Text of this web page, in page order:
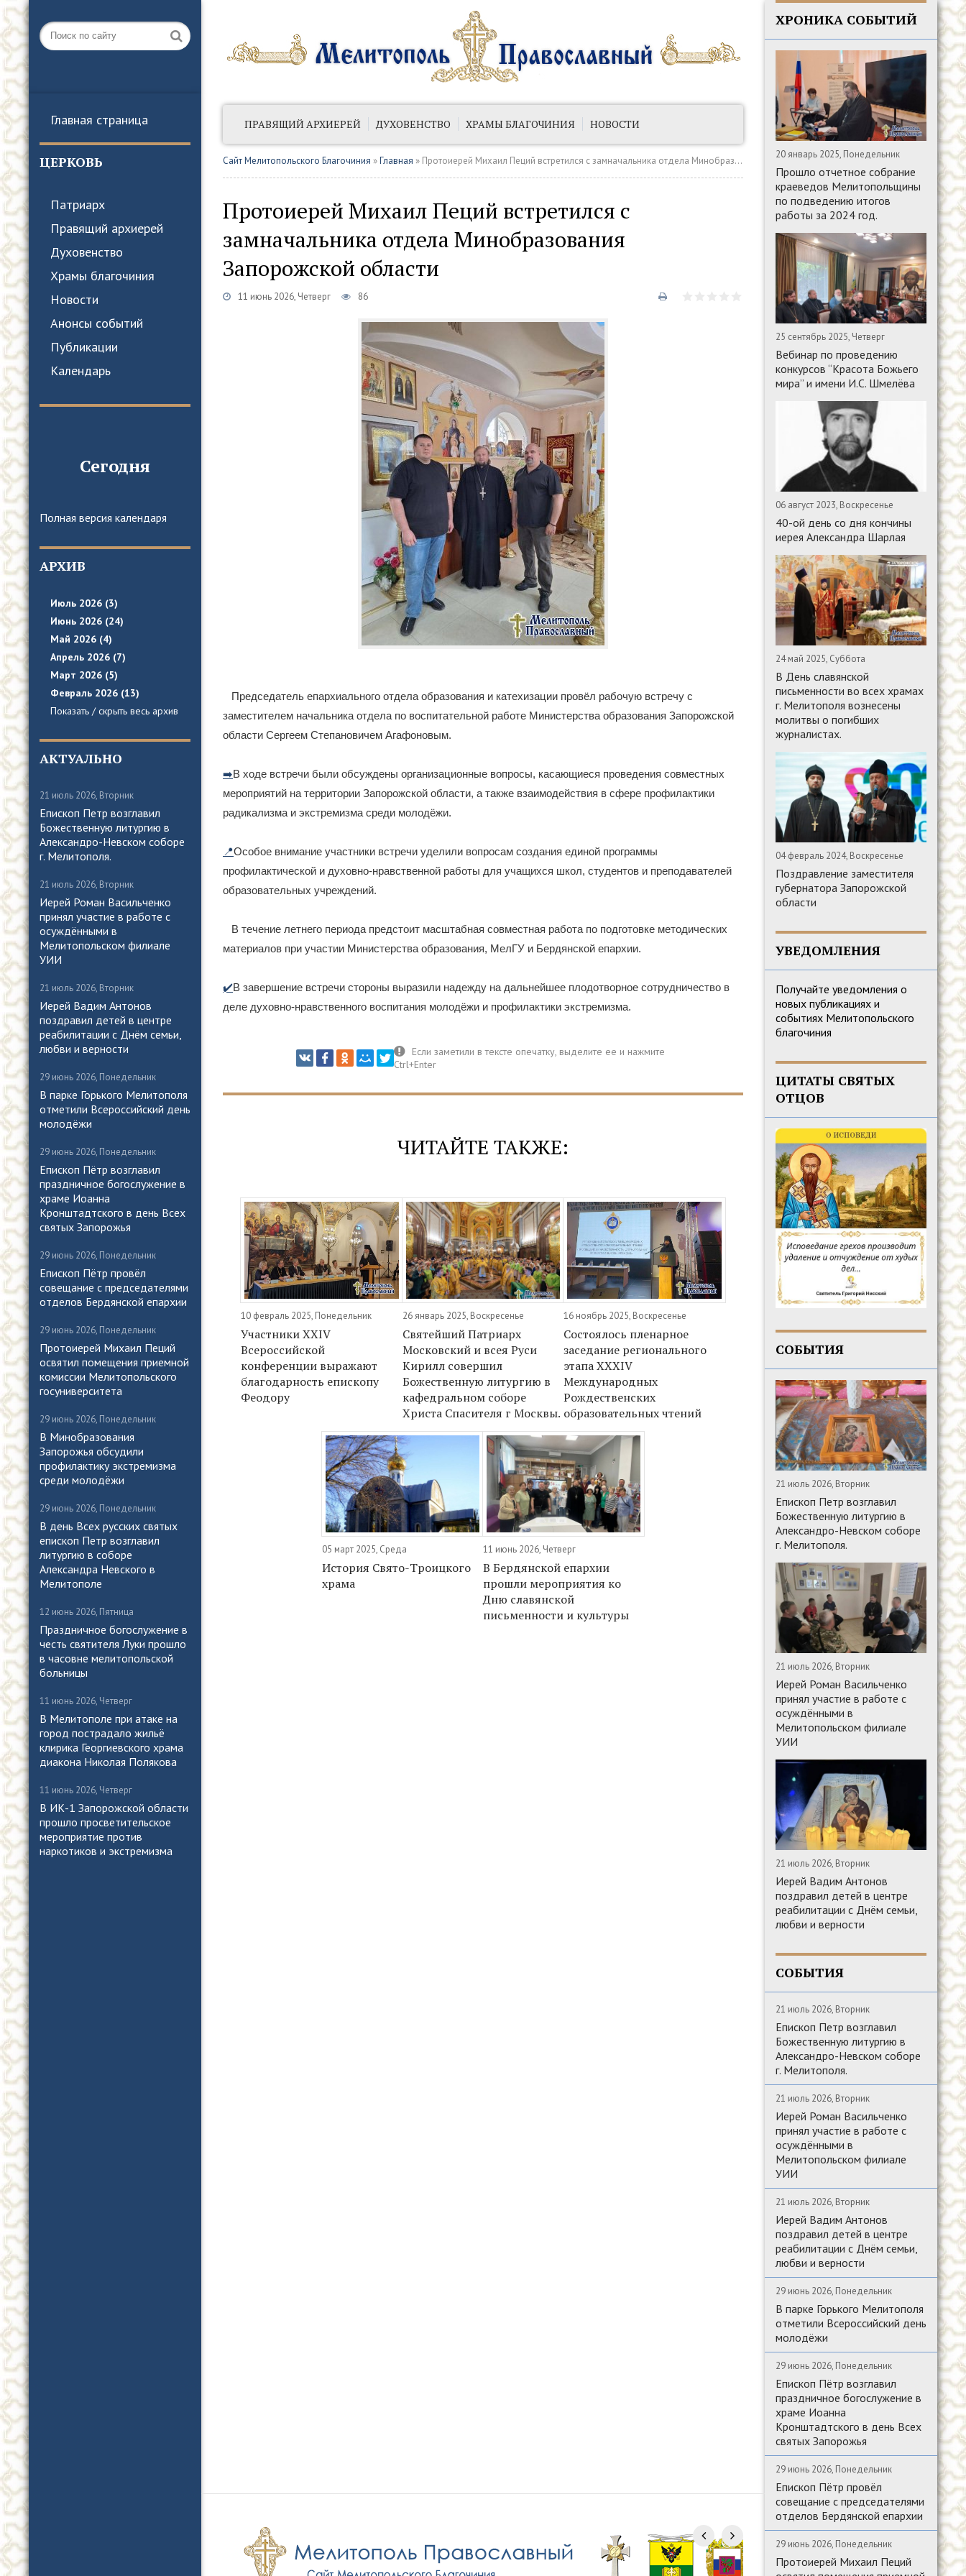
Главная страница
ЦЕРКОВЬ
Патриарх
Правящий архиерей
Духовенство
Храмы благочиния
Новости
Анонсы событий
Публикации
Календарь
Сегодня
Полная версия календаря
АРХИВ
Июль 2026 (3)
Июнь 2026 (24)
Май 2026 (4)
Апрель 2026 (7)
Март 2026 (5)
Февраль 2026 (13)
Показать / скрыть весь архив
АКТУАЛЬНО
21 июль 2026, Вторник
Епископ Петр возглавил
Божественную литургию в
Александро-Невском соборе
г. Мелитополя.
21 июль 2026, Вторник
Иерей Роман Васильченко
принял участие в работе с
осуждёнными в
Мелитопольском филиале
УИИ
21 июль 2026, Вторник
Иерей Вадим Антонов
поздравил детей в центре
реабилитации с Днём семьи,
любви и верности
29 июнь 2026, Понедельник
В парке Горького Мелитополя
отметили Всероссийский день
молодёжи
29 июнь 2026, Понедельник
Епископ Пётр возглавил
праздничное богослужение в
храме Иоанна
Кронштадтского в день Всех
святых Запорожья
29 июнь 2026, Понедельник
Епископ Пётр провёл
совещание с председателями
отделов Бердянской епархии
29 июнь 2026, Понедельник
Протоиерей Михаил Пеций
освятил помещения приемной
комиссии Мелитопольского
госуниверситета
29 июнь 2026, Понедельник
В Минобразования
Запорожья обсудили
профилактику экстремизма
среди молодёжи
29 июнь 2026, Понедельник
В день Всех русских святых
епископ Петр возглавил
литургию в соборе
Александра Невского в
Мелитополе
12 июнь 2026, Пятница
Праздничное богослужение в
честь святителя Луки прошло
в часовне мелитопольской
больницы
11 июнь 2026, Четверг
В Мелитополе при атаке на
город пострадало жильё
клирика Георгиевского храма
диакона Николая Полякова
11 июнь 2026, Четверг
В ИК-1 Запорожской области
прошло просветительское
мероприятие против
наркотиков и экстремизма
ПРАВЯЩИЙ АРХИЕРЕЙ ДУХОВЕНСТВО ХРАМЫ БЛАГОЧИНИЯ НОВОСТИ
АНОНСЫ СОБЫТИЙ ПУБЛИКАЦИИ
Сайт Мелитопольского Благочиния »Главная » Протоиерей Михаил Пеций встретился с замначальника отдела Минобразования Запорожской области
Протоиерей Михаил Пеций встретился с
замначальника отдела Минобразования
Запорожской области
11 июнь 2026, Четверг 86
Председатель епархиального отдела образования и катехизации провёл рабочую встречу с
заместителем начальника отдела по воспитательной работе Министерства образования Запорожской
области Сергеем Степановичем Агафоновым.
➡️В ходе встречи были обсуждены организационные вопросы, касающиеся проведения совместных
мероприятий на территории Запорожской области, а также взаимодействия в сфере профилактики
радикализма и экстремизма среди молодёжи.
📍Особое внимание участники встречи уделили вопросам создания единой программы
профилактической и духовно-нравственной работы для учащихся школ, студентов и преподавателей
образовательных учреждений.
В течение летнего периода предстоит масштабная совместная работа по подготовке методических
материалов при участии Министерства образования, МелГУ и Бердянской епархии.
✔️В завершение встречи стороны выразили надежду на дальнейшее плодотворное сотрудничество в
деле духовно-нравственного воспитания молодёжи и профилактики экстремизма.
ЧИТАЙТЕ ТАКЖЕ:
10 февраль 2025, Понедельник
Участники XXIV
Всероссийской
конференции выражают
благодарность епископу
Феодору
26 январь 2025, Воскресенье
Святейший Патриарх
Московский и всея Руси
Кирилл совершил
Божественную литургию в
кафедральном соборе
Христа Спасителя г Москвы.
16 ноябрь 2025, Воскресенье
Состоялось пленарное
заседание регионального
этапа XXXIV
Международных
Рождественских
образовательных чтений
05 март 2025, Среда
История Свято-Троицкого
храма
11 июнь 2026, Четверг
В Бердянской епархии
прошли мероприятия ко
Дню славянской
письменности и культуры
ХРОНИКА СОБЫТИЙ
20 январь 2025, Понедельник
Прошло отчетное собрание
краеведов Мелитопольщины
по подведению итогов
работы за 2024 год.
25 сентябрь 2025, Четверг
Вебинар по проведению
конкурсов “Красота Божьего
мира” и имени И.С. Шмелёва
06 август 2023, Воскресенье
40-ой день со дня кончины
иерея Александра Шарлая
24 май 2025, Суббота
В День славянской
письменности во всех храмах
г. Мелитополя вознесены
молитвы о погибших
журналистах.
04 февраль 2024, Воскресенье
Поздравление заместителя
губернатора Запорожской
области
УВЕДОМЛЕНИЯ
Получайте уведомления о
новых публикациях и
событиях Мелитопольского
благочиния
ЦИТАТЫ СВЯТЫХ
ОТЦОВ
СОБЫТИЯ
21 июль 2026, Вторник
Епископ Петр возглавил
Божественную литургию в
Александро-Невском соборе
г. Мелитополя.
21 июль 2026, Вторник
Иерей Роман Васильченко
принял участие в работе с
осуждёнными в
Мелитопольском филиале
УИИ
21 июль 2026, Вторник
Иерей Вадим Антонов
поздравил детей в центре
реабилитации с Днём семьи,
любви и верности
СОБЫТИЯ
21 июль 2026, Вторник
Епископ Петр возглавил
Божественную литургию в
Александро-Невском соборе
г. Мелитополя.
21 июль 2026, Вторник
Иерей Роман Васильченко
принял участие в работе с
осуждёнными в
Мелитопольском филиале
УИИ
21 июль 2026, Вторник
Иерей Вадим Антонов
поздравил детей в центре
реабилитации с Днём семьи,
любви и верности
29 июнь 2026, Понедельник
В парке Горького Мелитополя
отметили Всероссийский день
молодёжи
29 июнь 2026, Понедельник
Епископ Пётр возглавил
праздничное богослужение в
храме Иоанна
Кронштадтского в день Всех
святых Запорожья
29 июнь 2026, Понедельник
Епископ Пётр провёл
совещание с председателями
отделов Бердянской епархии
29 июнь 2026, Понедельник
Протоиерей Михаил Пеций